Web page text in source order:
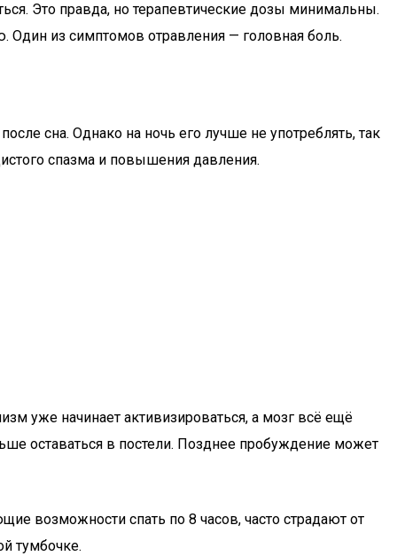
Это правда, но терапевтические дозы минимальны.
из симптомов отравления — головная боль.
сна. Однако на ночь его лучше не употреблять, так
спазма и повышения давления.
уже начинает активизироваться, а мозг всё ещё
оставаться в постели. Позднее пробуждение может
возможности спать по 8 часов, часто страдают от
тумбочке.